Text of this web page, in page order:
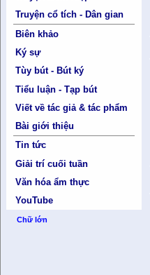
Truyện cổ tích - Dân gian
Biên khảo
Ký sự
Tùy bút - Bút ký
Tiểu luận - Tạp bút
Viết về tác giả & tác phẩm
Bài giới thiệu
Tin tức
Giải trí cuối tuần
Văn hóa ẩm thực
YouTube
Chữ lớn